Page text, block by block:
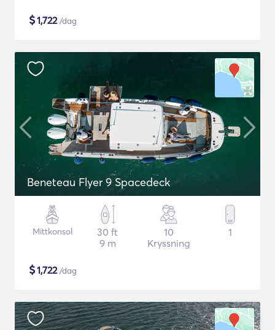
$1,722/dag
Beneteau Flyer 9 Spacedeck
Mittkonsol
30 ft
9 m
10
Kryssning
1
$1,722/dag